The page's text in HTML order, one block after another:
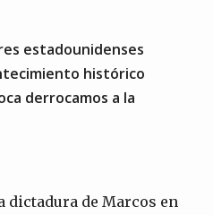
estadounidenses
histórico
derrocamos a la
dictadura de Marcos en